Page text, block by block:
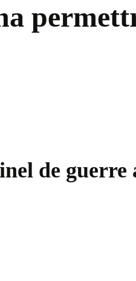
de guerre